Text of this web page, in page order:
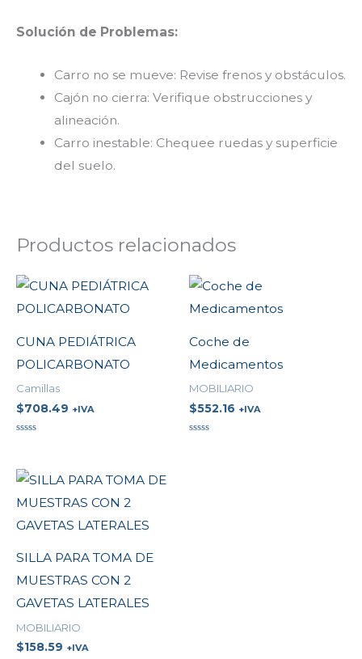
Solución de Problemas:
Carro no se mueve: Revise frenos y obstáculos.
Cajón no cierra: Verifique obstrucciones y
alineación.
Carro inestable: Chequee ruedas y superficie
del suelo.
Productos relacionados
CUNA PEDIÁTRICA
POLICARBONATO
Camillas
$708.49 +IVA
de
5
Coche de
Medicamentos
MOBILIARIO
$552.16 +IVA
SILLA PARA TOMA DE
MUESTRAS CON 2
GAVETAS LATERALES
MOBILIARIO
$158.59 +IVA